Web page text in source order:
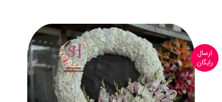
ارسال
رایگان